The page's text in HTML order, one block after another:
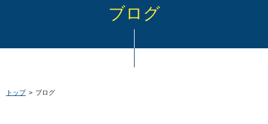
ブログ
トップ > ブログ